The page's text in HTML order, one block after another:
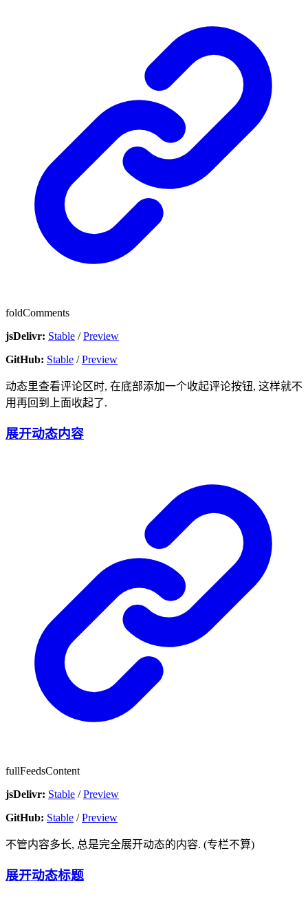
foldComments
jsDelivr: Stable /Preview
GitHub: Stable /Preview
动态里查看评论区时, 在底部添加一个收起评论按钮, 这样就不
用再回到上面收起了.
展开动态内容
fullFeedsContent
jsDelivr: Stable /Preview
GitHub: Stable /Preview
不管内容多长, 总是完全展开动态的内容. (专栏不算)
展开动态标题